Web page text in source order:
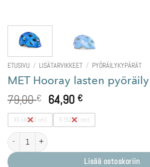
ETUSIVU / LISÄTARVIKKEET / PYÖRÄILYKYPÄRÄT
MET Hooray lasten
79,00€ Alkuperäinen
hinta
oli:
64,90€Nykyinen
hinta
on:
XS (46-52 cm) S (52-55 cm)
MET Hooray lasten pyöräilykypärä MIPS määrä
Lisää ostoskoriin